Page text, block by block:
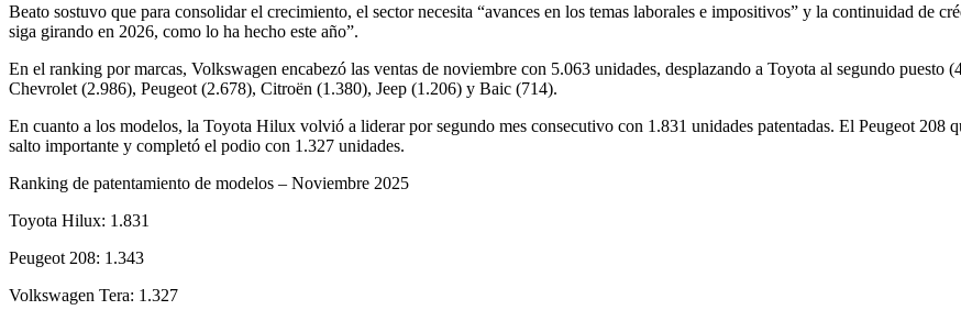
Beato sostuvo que para consolidar el crecimiento, el sector necesita “avances en los temas laborales e impositivos” y la continuidad de
siga girando en 2026, como lo ha hecho este año”.
En el ranking por marcas, Volkswagen encabezó las ventas de noviembre con 5.063 unidades, desplazando a Toyota al segundo
Chevrolet (2.986), Peugeot (2.678), Citroën (1.380), Jeep (1.206) y Baic (714).
En cuanto a los modelos, la Toyota Hilux volvió a liderar por segundo mes consecutivo con 1.831 unidades patentadas. El Peugeot 208
salto importante y completó el podio con 1.327 unidades.
Ranking de patentamiento de modelos – Noviembre 2025
Toyota Hilux: 1.831
Peugeot 208: 1.343
Volkswagen Tera: 1.327